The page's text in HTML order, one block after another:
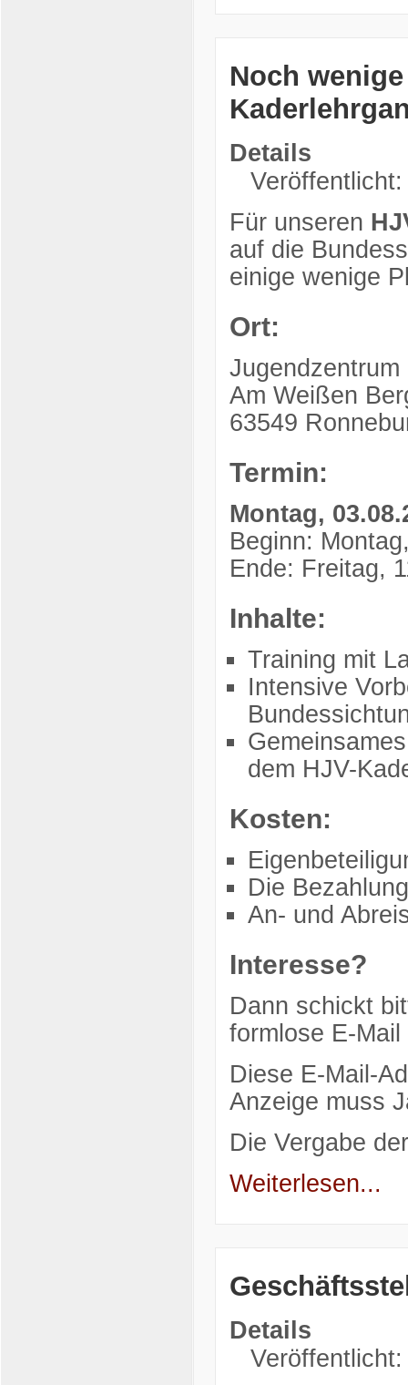
Noch
Details
Für unseren
auf die
einige wenige
Ort:
Jugendzentrum
Am Weißen
63549
Termin:
Montag,
Beginn:
Ende: Freitag,
Inhalte:
Training mit
Intensive
dem HJV-
Kosten:
Die
An- und
Interesse?
Dann schickt
formlose E-Mail
Diese E-Mail-
Anzeige muss
Die Vergabe
Weiterlesen...
Details